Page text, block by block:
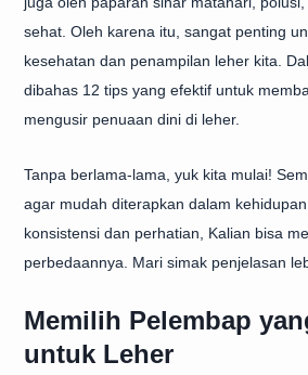
sehat. Oleh karena itu, sangat penting
kesehatan dan penampilan leher kita.
dibahas 12 tips yang efektif untuk
mengusir penuaan dini di leher.
Tanpa berlama-lama, yuk kita mulai!
agar mudah diterapkan dalam
konsistensi dan perhatian, Kalian bisa
perbedaannya. Mari simak penjelasan
Memilih Pelembap
untuk Leher